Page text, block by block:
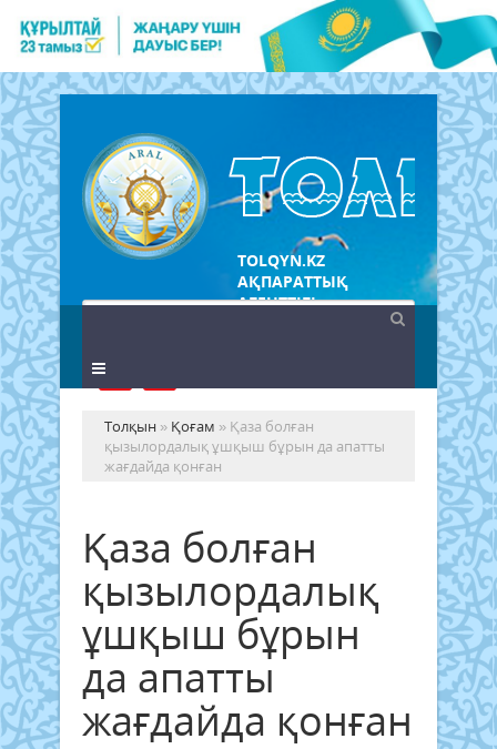
TOLQYN.KZ
АҚПАРАТТЫҚ
АГЕНТТІГІ
Толқын » Қоғам » Қаза болған
қызылордалық ұшқыш бұрын да апатты
жағдайда қонған
Қаза болған
қызылордалық
ұшқыш бұрын
да апатты
жағдайда қонған